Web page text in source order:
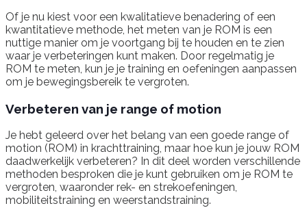
Of je nu kiest voor een kwalitatieve benadering of een
kwantitatieve methode, het meten van je ROM is een
nuttige manier om je voortgang bij te houden en te zien
waar je verbeteringen kunt maken. Door regelmatig je
ROM te meten, kun je je training en oefeningen aanpassen
om je bewegingsbereik te vergroten.
Verbeteren van je range of motion
Je hebt geleerd over het belang van een goede range of
motion (ROM) in krachttraining, maar hoe kun je jouw ROM
daadwerkelijk verbeteren? In dit deel worden verschillende
methoden besproken die je kunt gebruiken om je ROM te
vergroten, waaronder rek- en strekoefeningen,
mobiliteitstraining en weerstandstraining.